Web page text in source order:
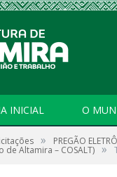
INICIAL O
» PREGÃO
Altamira – COSALT) »